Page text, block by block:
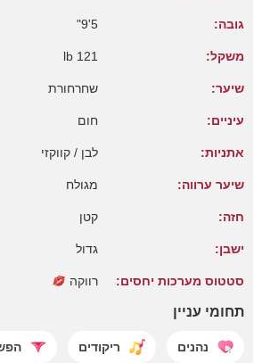
גובה: 5'9"
משקל: 121 lb
שיער: שחרחורת
עיניים: חום
אתניות: לבן / קווקזי
שיער ערווה: מגולח
חזה: קטן
ישבן: גדול
סטטוס מערכות יחסים: רווקה
תחומי עניין
נהנים ריקודים